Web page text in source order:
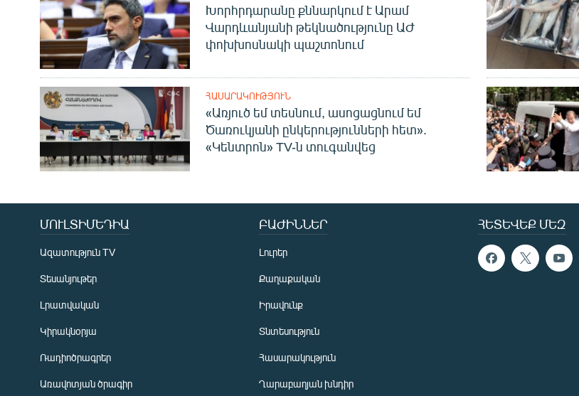
Խորհրդարանը քննարկում է Արամ
Վարդևանյանի թեկնածությունը ԱԺ
փոխխոսնակի պաշտոնում
ՀԱՍԱՐԱԿՈՒԹՅՈՒՆ
«Առյուծ եմ տեսնում, ասոցացնում եմ
Ծառուկյանի ընկերությունների հետ».
«Կենտրոն» TV-ն տուգանվեց
ՀԵՏԵՎԵՔ ՄԵԶ
ՄՈՒԼՏԻՄԵԴԻԱ
Ազատություն TV
Տեսանյութեր
Լրատվական
Կիրակնօրյա
Ռադիոծրագրեր
Առավոտյան ծրագիր
ԲԱԺԻՆՆԵՐ
Լուրեր
Քաղաքական
Իրավունք
Տնտեսություն
Հասարակություն
Ղարաբաղյան խնդիր